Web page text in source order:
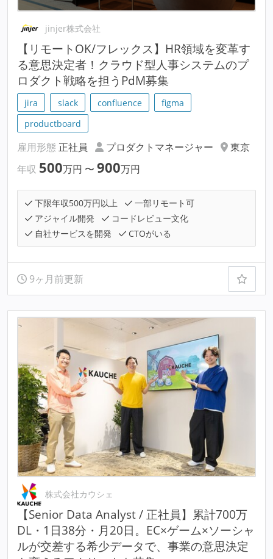
jinjer株式会社
【リモートOK/フレックス】HR領域を変革す
る意思決定者！クラウド型人事システムのプ
ロダクト戦略を担うPdM募集
jira slack confluence
figma
productboard
雇用形態 正社員 プロダクトマネージャー
東京
年収 500万円 〜 900万円
下限年収500万円以上
一部リモート可
アジャイル開発
コードレビュー文化
自社サービスを開発
CTOがいる
9ヶ月前更新
株式会社カウシェ
【Senior Data Analyst / 正社員】累計700万
DL・1日38分・月20日。EC×ゲーム×ソーシャ
ルが交差する希少データで、事業の意思決定